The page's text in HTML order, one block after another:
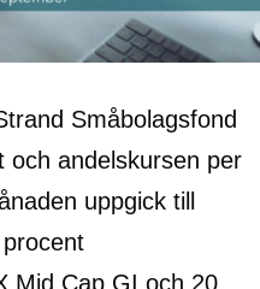
Småbolagsfond
och andelskursen per
uppgick till
Mid Cap GI och 20